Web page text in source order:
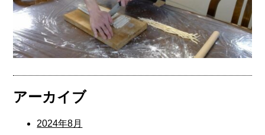
アーカイブ
2024年8月